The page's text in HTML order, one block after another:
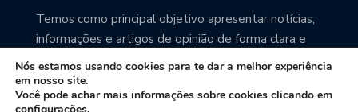
Temos como principal objetivo apresentar notícias,
informações e artigos de opinião de forma clara e
precisa. Você pode ter a total certeza que o
67NEWS é uma excelente fonte de informação
sobre Mato Grosso do Sul.
Nós estamos usando cookies para te dar a melhor experiência
em nosso site.
Você pode achar mais informações sobre cookies clicando em